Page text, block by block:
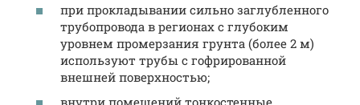
при прокладывании сильно заглубленного
трубопровода в регионах с глубоким
уровнем промерзания грунта (более 2 м)
используют трубы с гофрированной
внешней поверхностью;
внутри помещений тонкостенные